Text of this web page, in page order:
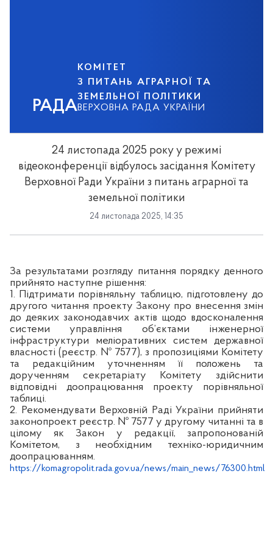
РАДА
КОМІТЕТ
З ПИТАНЬ АГРАРНОЇ ТА
ЗЕМЕЛЬНОЇ ПОЛІТИКИ
ВЕРХОВНА РАДА УКРАЇНИ
24 листопада 2025 року у режимі
відеоконференції відбулось засідання Комітету
Верховної Ради України з питань аграрної та
земельної політики
24 листопада 2025, 14:35
За результатами розгляду питання порядку денного
прийнято наступне рішення:
1. Підтримати порівняльну таблицю, підготовлену до
другого читання проекту Закону про внесення змін
до деяких законодавчих актів щодо вдосконалення
системи управління об’єктами інженерної
інфраструктури меліоративних систем державної
власності (реєстр. № 7577),з пропозиціями Комітету
та редакційним уточненням її положень та
дорученням секретаріату Комітету здійснити
відповідні доопрацювання проекту порівняльної
таблиці.
2. Рекомендувати Верховній Раді України прийняти
законопроект реєстр. № 7577 у другому читанні та в
цілому як Закон у редакції, запропонованій
Комітетом, з необхідним техніко-юридичним
доопрацюванням.
https://komagropolit.rada.gov.ua/news/main_news/76300.html